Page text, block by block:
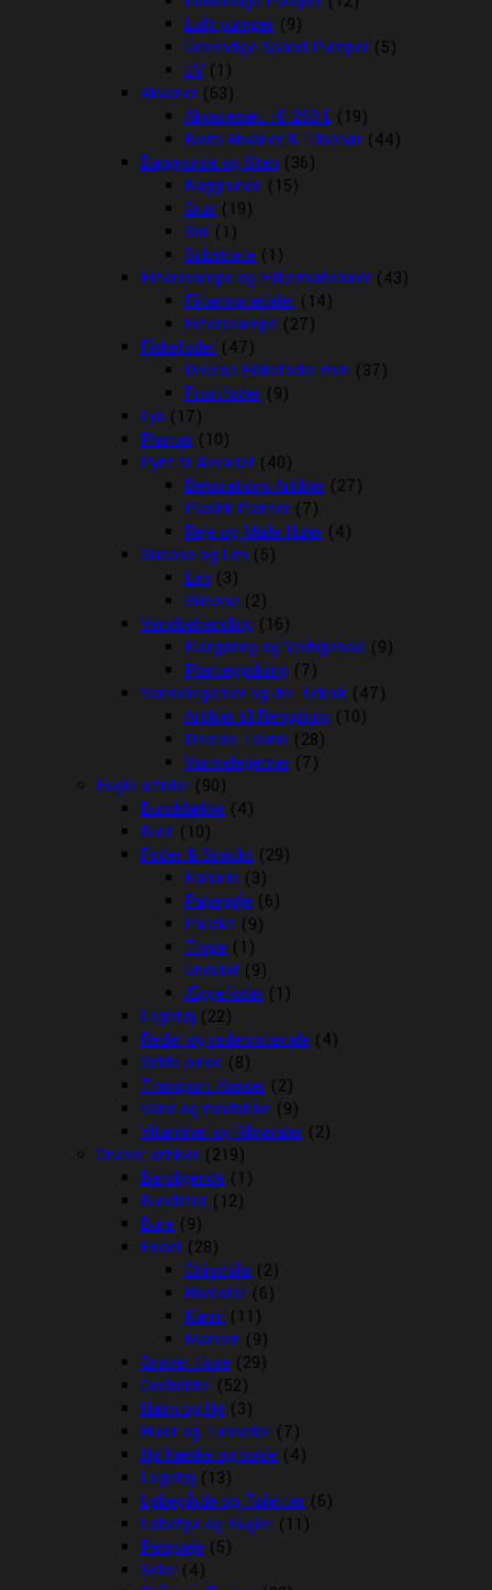
Luft pumper (9)
Udvendige Spand Pumper (5)
UV (1)
Akvarier (63)
Akvariesæt 10-260 L (19)
Biorb Akvarier & Tilbehør (44)
Baggrunde og Sten (36)
Baggrunde (15)
Grus (19)
Soil (1)
Substrate (1)
Filtersvampe og Filtermaterialer (43)
Filtermaterialer (14)
Filtersvampe (27)
Fiskefoder (47)
Diverse Fiskefoder mm (37)
Frostfoder (9)
Lys (17)
Planter (10)
Pynt til Akvariet (40)
Dekorations Artikler (27)
Plastik Planter (7)
Reje og Malle Huler (4)
Silicone og Lim (5)
Lim (3)
Silicone (2)
Vandbehandling (16)
Klargøring og Vedligehold (9)
Plantegødning (7)
Varmelegemer og div. Teknik (47)
Artikler til Rengøring (10)
Diverse Teknik (28)
Varmelegemer (7)
Fugle artikler (90)
Bunddække (4)
Bure (10)
Foder & Snacks (29)
Kanarie (3)
Papegøje (6)
Parakit (9)
Trope (1)
Undulat (9)
Æggefoder (1)
Legetøj (22)
Reder og redemateriale (4)
Sidde pinde (8)
Transport Kasser (2)
Vand og madskåle (9)
Vitaminer og Mineraler (2)
Gnaver artikler (219)
Beroligende (1)
Bundstrø (12)
Bure (9)
Foder (28)
Chinchilla (2)
Hamster (6)
Kanin (11)
Marsvin (9)
Gnaver Huse (29)
Godbidder (52)
Halm og Hø (3)
Huler og Tunneller (7)
Hø hække og bolde (4)
Legetøj (13)
Løbegårde og Toiletter (6)
Løbehjul og Kugler (11)
Pelspleje (5)
Seler (4)